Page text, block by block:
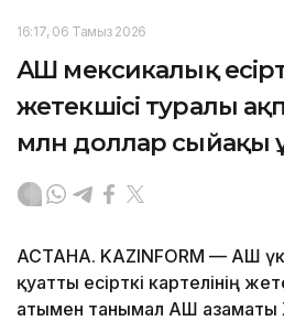
16:17, 06 Тамыз 2026
АҚШ мексикалық
жетекшісі туралы
млн доллар сыйақы
АСТАНА. KAZINFORM — АҚШ
қуатты есірткі картелінің
атымен танымал АҚШ азаматы